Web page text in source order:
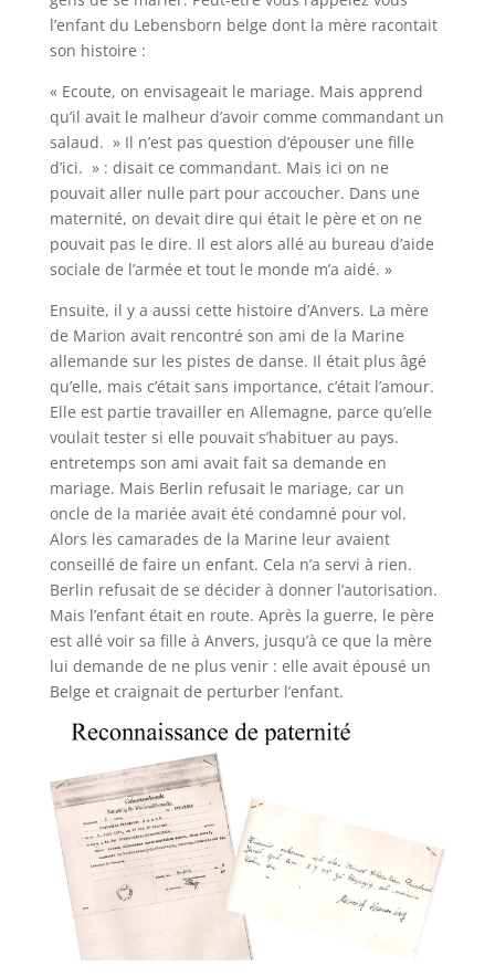
l’enfant du Lebensborn belge dont la mère racontait
son histoire :
« Ecoute, on envisageait le mariage. Mais apprend
qu’il avait le malheur d’avoir comme commandant un
salaud. » Il n’est pas question d’épouser une fille
d’ici. » : disait ce commandant. Mais ici on ne
pouvait aller nulle part pour accoucher. Dans une
maternité, on devait dire qui était le père et on ne
pouvait pas le dire. Il est alors allé au bureau d’aide
sociale de l’armée et tout le monde m’a aidé. »
Ensuite, il y a aussi cette histoire d’Anvers. La mère
de Marion avait rencontré son ami de la Marine
allemande sur les pistes de danse. Il était plus âgé
qu’elle, mais c’était sans importance, c’était l’amour.
Elle est partie travailler en Allemagne, parce qu’elle
voulait tester si elle pouvait s’habituer au pays.
entretemps son ami avait fait sa demande en
mariage. Mais Berlin refusait le mariage, car un
oncle de la mariée avait été condamné pour vol.
Alors les camarades de la Marine leur avaient
conseillé de faire un enfant. Cela n’a servi à rien.
Berlin refusait de se décider à donner l’autorisation.
Mais l’enfant était en route. Après la guerre, le père
est allé voir sa fille à Anvers, jusqu’à ce que la mère
lui demande de ne plus venir : elle avait épousé un
Belge et craignait de perturber l’enfant.